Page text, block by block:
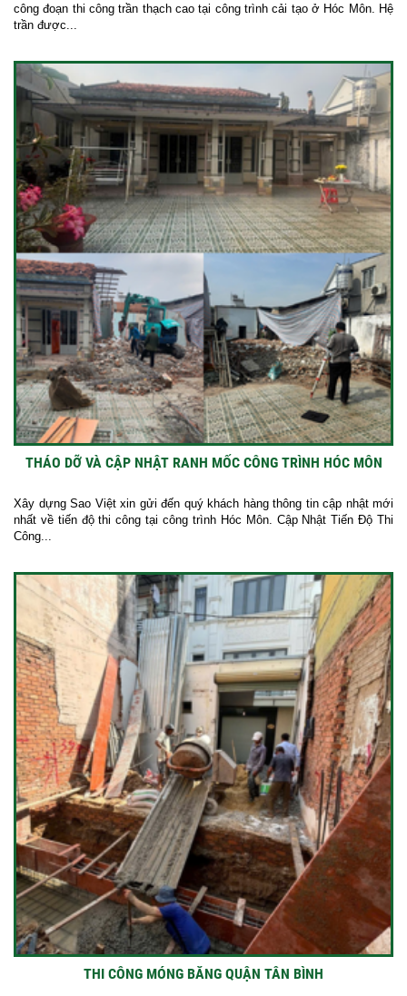
công đoạn thi công trần thạch cao tại công trình cải tạo ở Hóc Môn. Hệ
trần được...
THÁO DỠ VÀ CẬP NHẬT RANH MỐC CÔNG TRÌNH HÓC MÔN
Xây dựng Sao Việt xin gửi đến quý khách hàng thông tin cập nhật mới
nhất về tiến độ thi công tại công trình Hóc Môn. Cập Nhật Tiến Độ Thi
Công...
THI CÔNG MÓNG BĂNG QUẬN TÂN BÌNH